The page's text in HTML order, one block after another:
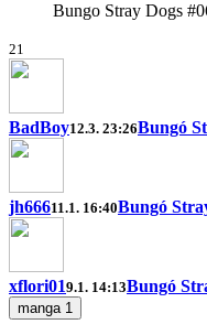
Bungo Stray Dogs
21
BadBoy12.3. 23:26Bungó
jh66611.1. 16:40Bungó
xflori019.1. 14:13Bungó
manga 1